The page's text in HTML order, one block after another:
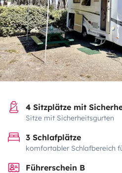
4 Sitzplätze mit
Sitze mit Sicherheitsgurten
3 Schlafplätze
komfortabler Schlafbereich
Führerschein B